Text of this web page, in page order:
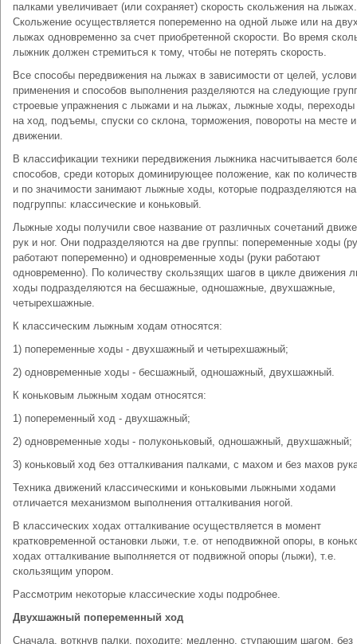
палками увеличивает (или сохраняет) скорость скольжения на лыжах.
Скольжение осуществляется попеременно на одной лыже или на
лыжах одновременно за счет приобретенной скорости. Во время
лыжник должен стремиться к тому, чтобы не потерять скорость.
Все способы передвижения на лыжах в зависимости от целей,
применения и способов выполнения разделяются на следующие
строевые упражнения с лыжами и на лыжах, лыжные ходы, переходы
на ход, подъемы, спуски со склона, торможения, повороты на месте
движении.
В классификации техники передвижения лыжника насчитывается
способов, среди которых доминирующее положение, как по
и по значимости занимают лыжные ходы, которые подразделяются
подгруппы: классические и коньковый.
Лыжные ходы получили свое название от различных сочетаний
рук и ног. Они подразделяются на две группы: попеременные ходы
работают попеременно) и одновременные ходы (руки работают
одновременно). По количеству скользящих шагов в цикле движения
ходы подразделяются на бесшажные, одношажные, двухшажные,
четырехшажные.
К классическим лыжным ходам относятся:
1) попеременные ходы - двухшажный и четырехшажный;
2) одновременные ходы - бесшажный, одношажный, двухшажный.
К коньковым лыжным ходам относятся:
1) попеременный ход - двухшажный;
2) одновременные ходы - полуконьковый, одношажный, двухшажный;
3) коньковый ход без отталкивания палками, с махом и без махов
Техника движений классическими и коньковыми лыжными ходами
отличается механизмом выполнения отталкивания ногой.
В классических ходах отталкивание осуществляется в момент
кратковременной остановки лыжи, т.е. от неподвижной опоры, в
ходах отталкивание выполняется от подвижной опоры (лыжи), т.е.
скользящим упором.
Рассмотрим некоторые классические ходы подробнее.
Двухшажный попеременный ход
Сначала, воткнув палки, походите: медленно, ступающим шагом, без